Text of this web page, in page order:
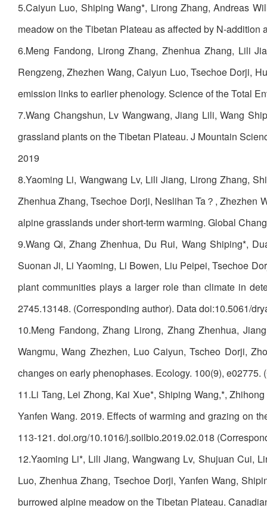
5.Caiyun Luo, Shiping Wang*, Lirong Zhang, Andreas
meadow on the Tibetan Plateau as affected by N-
6.Meng Fandong, Lirong Zhang, Zhenhua Zhang, Lili
Rengzeng, Zhezhen Wang, Caiyun Luo, Tsechoe Dorji,
emission links to earlier phenology. Science of the Total
7.Wang Changshun, Lv Wangwang, Jiang Lili, Wang
grassland plants on the Tibetan Plateau. J Mountain
2019
8.Yaoming Li, Wangwang Lv, Lili Jiang, Lirong Zhang,
Zhenhua Zhang, Tsechoe Dorji, Neslihan Ta？, Zhezhen
alpine grasslands under short-term warming. Global
9.Wang Qi, Zhang Zhenhua, Du Rui, Wang Shiping*,
Suonan Ji, Li Yaoming, Li Bowen, Liu Peipei, Tsechoe
plant communities plays a larger role than climate in
2745.13148. (Corresponding author). Data doi:10.5061/
10.Meng Fandong, Zhang Lirong, Zhang Zhenhua,
Wangmu, Wang Zhezhen, Luo Caiyun, Tscheo Dorji,
changes on early phenophases. Ecology. 100(9), e02775.
11.Li Tang, Lei Zhong, Kai Xue*, Shiping Wang,*,
Yanfen Wang. 2019. Effects of warming and grazing on
113-121. doi.org/10.1016/j.soilbio.2019.02.018
12.Yaoming Li*, Lili Jiang, Wangwang Lv, Shujuan Cui,
Luo, Zhenhua Zhang, Tsechoe Dorji, Yanfen Wang,
burrowed alpine meadow on the Tibetan Plateau.